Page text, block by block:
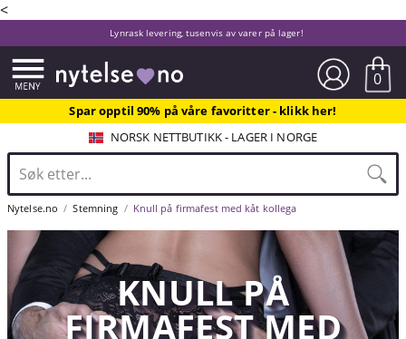
<
Lynrask levering, tusenvis av varer på lager!
0
Spar opptil 90% på våre favoritter - klikk her!
NORSK NETTBUTIKK - LAGER I NORGE
Nytelse.no Stemning Knull på firmafest med kåt kollega
KNULL PÅ
FIRMAFEST MED